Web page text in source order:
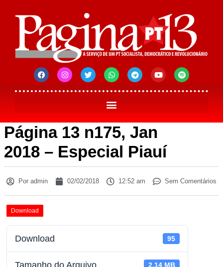
Página 13 n175, Jan
2018 – Especial Piauí
Por admin 02/02/2018 12:52 am Sem Comentários
Download
Download 95
2.14 MB